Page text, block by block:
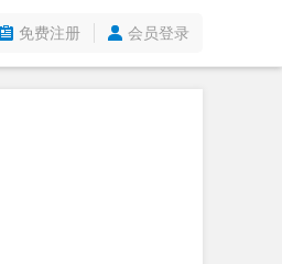
免费注册 会员登录